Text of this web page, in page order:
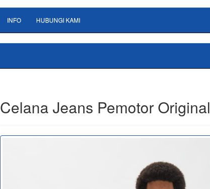
INFO HUBUNGI KAMI
Celana Jeans Pemotor Original